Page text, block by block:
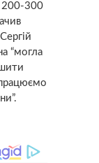
200-300
“могла